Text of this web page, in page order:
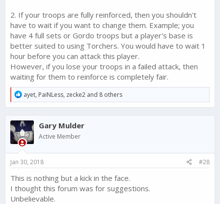
2. If your troops are fully reinforced, then you shouldn't
have to wait if you want to change them. Example; you
have 4 full sets or Gordo troops but a player's base is
better suited to using Torchers. You would have to wait 1
hour before you can attack this player.
However, if you lose your troops in a failed attack, then
waiting for them to reinforce is completely fair.
R
e
a
c
t
i
o
n
:
ayet, PaiNLess, zecke2 and 8 others
Gary Mulder
Active Member
Jan 30, 2018 #28
This is nothing but a kick in the face.
I thought this forum was for suggestions.
Unbelievable.